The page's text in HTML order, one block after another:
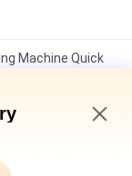
Machine Quick
van